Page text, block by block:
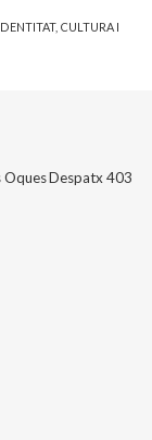
CULTURA I
OquesDespatx 403